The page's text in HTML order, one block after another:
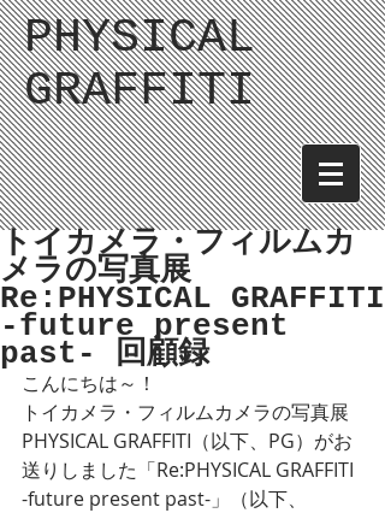
PHYSICAL
GRAFFITI
トイカメラ・フィルムカ
メラの写真展
Re:PHYSICAL GRAFFITI
-future present
past- 回顧録
こんにちは～！
トイカメラ・フィルムカメラの写真展
PHYSICAL GRAFFITI（以下、PG）がお
送りしました「Re:PHYSICAL GRAFFITI
-future present past-」（以下、